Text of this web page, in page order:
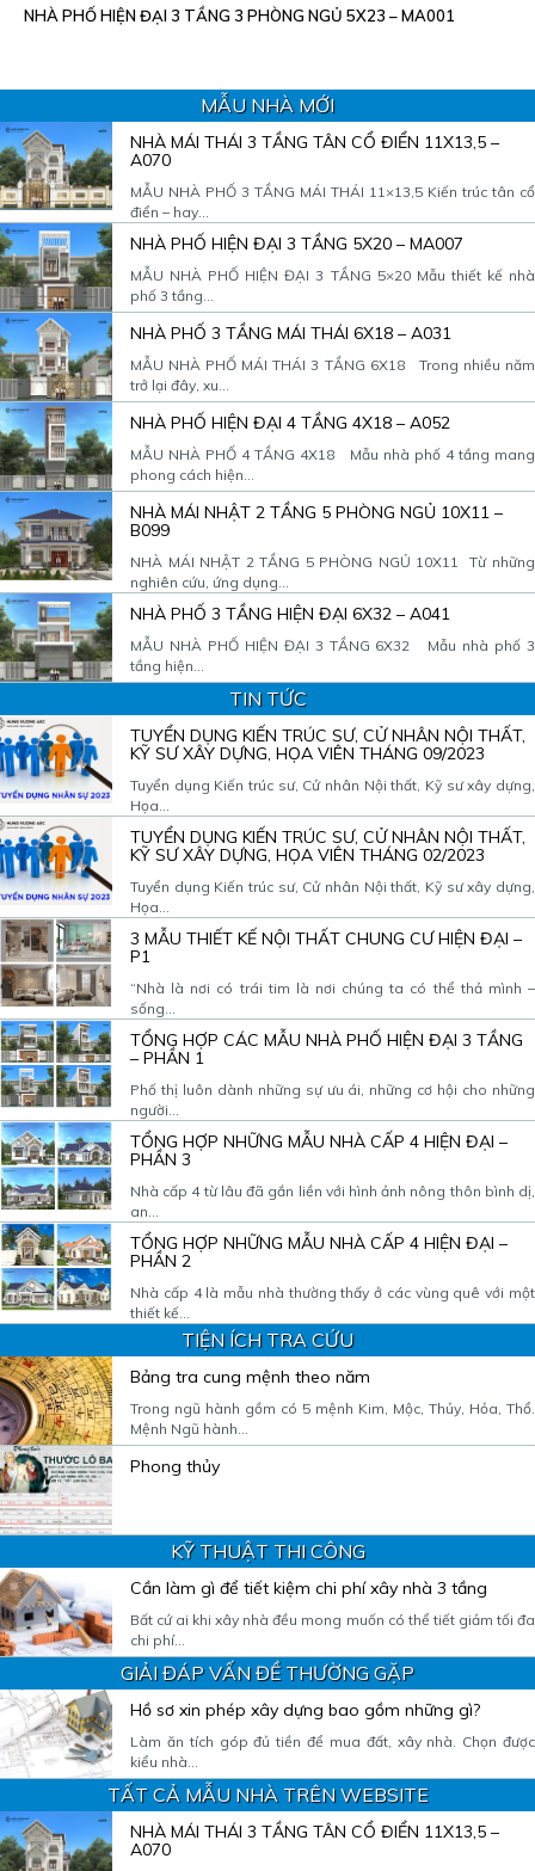
NHÀ PHỐ HIỆN ĐẠI 3 TẦNG 3 PHÒNG NGỦ 5X23 – MA001
MẪU NHÀ MỚI
NHÀ MÁI THÁI 3 TẦNG TÂN CỔ ĐIỂN 11X13,5 –
A070
MẪU NHÀ PHỐ 3 TẦNG MÁI THÁI 11×13,5 Kiến trúc tân cổ
điển – hay...
NHÀ PHỐ HIỆN ĐẠI 3 TẦNG 5X20 – MA007
MẪU NHÀ PHỐ HIỆN ĐẠI 3 TẦNG 5×20 Mẫu thiết kế nhà
phố 3 tầng...
NHÀ PHỐ 3 TẦNG MÁI THÁI 6X18 – A031
MẪU NHÀ PHỐ MÁI THÁI 3 TẦNG 6X18 Trong nhiều năm
trở lại đây, xu...
NHÀ PHỐ HIỆN ĐẠI 4 TẦNG 4X18 – A052
MẪU NHÀ PHỐ 4 TẦNG 4X18 Mẫu nhà phố 4 tầng mang
phong cách hiện...
NHÀ MÁI NHẬT 2 TẦNG 5 PHÒNG NGỦ 10X11 –
B099
NHÀ MÁI NHẬT 2 TẦNG 5 PHÒNG NGỦ 10X11 Từ những
nghiên cứu, ứng dụng...
NHÀ PHỐ 3 TẦNG HIỆN ĐẠI 6X32 – A041
MẪU NHÀ PHỐ HIỆN ĐẠI 3 TẦNG 6X32 Mẫu nhà phố 3
tầng hiện...
TIN TỨC
TUYỂN DỤNG KIẾN TRÚC SƯ, CỬ NHÂN NỘI THẤT,
KỸ SƯ XÂY DỰNG, HỌA VIÊN THÁNG 09/2023
Tuyển dụng Kiến trúc sư, Cử nhân Nội thất, Kỹ sư xây dựng,
Họa...
TUYỂN DỤNG KIẾN TRÚC SƯ, CỬ NHÂN NỘI THẤT,
KỸ SƯ XÂY DỰNG, HỌA VIÊN THÁNG 02/2023
Tuyển dụng Kiến trúc sư, Cử nhân Nội thất, Kỹ sư xây dựng,
Họa...
3 MẪU THIẾT KẾ NỘI THẤT CHUNG CƯ HIỆN ĐẠI –
P1
“Nhà là nơi có trái tim là nơi chúng ta có thể thả mình –
sống...
TỔNG HỢP CÁC MẪU NHÀ PHỐ HIỆN ĐẠI 3 TẦNG
– PHẦN 1
Phố thị luôn dành những sự ưu ái, những cơ hội cho những
người...
TỔNG HỢP NHỮNG MẪU NHÀ CẤP 4 HIỆN ĐẠI –
PHẦN 3
Nhà cấp 4 từ lâu đã gắn liền với hình ảnh nông thôn bình dị,
an...
TỔNG HỢP NHỮNG MẪU NHÀ CẤP 4 HIỆN ĐẠI –
PHẦN 2
Nhà cấp 4 là mẫu nhà thường thấy ở các vùng quê với một
thiết kế...
TIỆN ÍCH TRA CỨU
Bảng tra cung mệnh theo năm
Trong ngũ hành gồm có 5 mệnh Kim, Mộc, Thủy, Hỏa, Thổ.
Mệnh Ngũ hành...
Phong thủy
KỸ THUẬT THI CÔNG
Cần làm gì để tiết kiệm chi phí xây nhà 3 tầng
Bất cứ ai khi xây nhà đều mong muốn có thể tiết giảm tối đa
chi phí...
GIẢI ĐÁP VẤN ĐỀ THƯỜNG GẶP
Hồ sơ xin phép xây dựng bao gồm những gì?
Làm ăn tích góp đủ tiền để mua đất, xây nhà. Chọn được
kiểu nhà...
TẤT CẢ MẪU NHÀ TRÊN WEBSITE
NHÀ MÁI THÁI 3 TẦNG TÂN CỔ ĐIỂN 11X13,5 –
A070